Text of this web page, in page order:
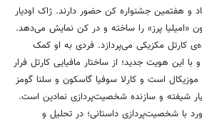
فیلم در هفتاد و هفتمین جشنواره کن حضور دارند. ژاک اودیار
(۲۰۱۵) هم اکنون «امیلیا پرز» را ساخته و در کن نمایش می‌دهد.
کارتل مکزیکی می‌پردازد. فردی به او کمک
این هویت جدید؛ از ساختار مافیایی کارتل فرار
است و کارلا سوفیا گاسکون و سلنا گومز
شیفته و سازنده شخصیت‌پردازی نمادین است.
با شخصیت‌پردازی داستانی؛ در تحلیل و